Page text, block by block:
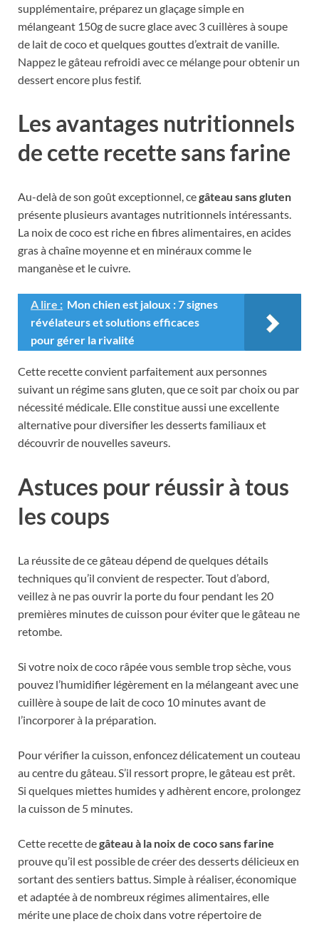
supplémentaire, préparez un glaçage simple en
mélangeant 150g de sucre glace avec 3 cuillères à soupe
de lait de coco et quelques gouttes d’extrait de vanille.
Nappez le gâteau refroidi avec ce mélange pour obtenir un
dessert encore plus festif.
Les avantages nutritionnels
de cette recette sans farine
Au-delà de son goût exceptionnel, cegâteau sans gluten
présente plusieurs avantages nutritionnels intéressants.
La noix de coco est riche en fibres alimentaires, en acides
gras à chaîne moyenne et en minéraux comme le
manganèse et le cuivre.
A lire : Mon chien est jaloux : 7 signes
révélateurs et solutions efficaces
pour gérer la rivalité
Cette recette convient parfaitement aux personnes
suivant un régime sans gluten, que ce soit par choix ou par
nécessité médicale. Elle constitue aussi une excellente
alternative pour diversifier les desserts familiaux et
découvrir de nouvelles saveurs.
Astuces pour réussir à tous
les coups
La réussite de ce gâteau dépend de quelques détails
techniques qu’il convient de respecter. Tout d’abord,
veillez à ne pas ouvrir la porte du four pendant les 20
premières minutes de cuisson pour éviter que le gâteau ne
retombe.
Si votre noix de coco râpée vous semble trop sèche, vous
pouvez l’humidifier légèrement en la mélangeant avec une
cuillère à soupe de lait de coco 10 minutes avant de
l’incorporer à la préparation.
Pour vérifier la cuisson, enfoncez délicatement un couteau
au centre du gâteau. S’il ressort propre, le gâteau est prêt.
Si quelques miettes humides y adhèrent encore, prolongez
la cuisson de 5 minutes.
Cette recette degâteau à la noix de coco sans farine
prouve qu’il est possible de créer des desserts délicieux en
sortant des sentiers battus. Simple à réaliser, économique
et adaptée à de nombreux régimes alimentaires, elle
mérite une place de choix dans votre répertoire de